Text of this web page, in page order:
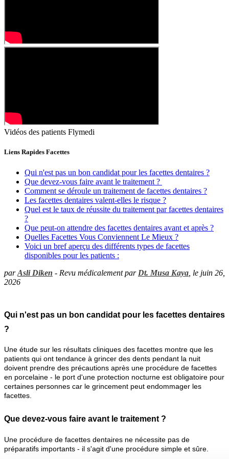
Vidéos des patients Flymedi
Liens Rapides Facettes
Qui n'est pas un bon candidat pour les facettes dentaires ?
Que devez-vous faire avant le traitement ?
Comment se déroule un traitement de facettes dentaires ?
Les facettes dentaires valent-elles le risque ?
Quel est le taux de réussite du traitement par facettes dentaires
?
Que peut-on attendre des facettes dentaires avant et après ?
Quelles Facettes Vous Conviennent Le Mieux ?
Voici un bref aperçu des différents types de facettes
disponibles pour les patients :
parAsli Diken - Revu médicalement par Dt. Musa Kaya , le juin 26,
2026
Qui n'est pas un bon candidat pour les facettes dentaires
?
Une étude sur les résultats cliniques des facettes montre que les
patients qui ont tendance à grincer des dents pendant la nuit
doivent prendre des précautions après une procédure de facettes
en porcelaine - le port d'une protection nocturne est obligatoire pour
certaines personnes car le grincement peut endommager les
facettes.
Que devez-vous faire avant le traitement ?
Une procédure de facettes dentaires ne nécessite pas de
préparatifs importants - il s'agit d'une procédure simple et sûre.